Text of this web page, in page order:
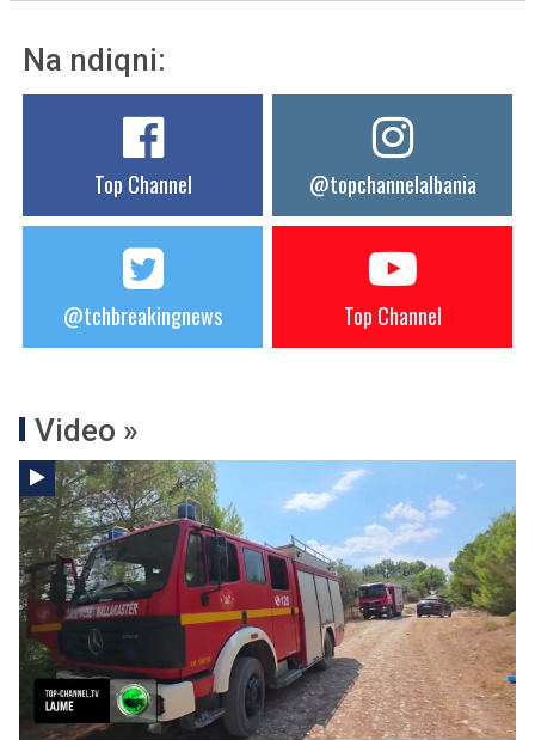
Na ndiqni:
Top Channel @topchannelalbania
@tchbreakingnews Top Channel
Video »